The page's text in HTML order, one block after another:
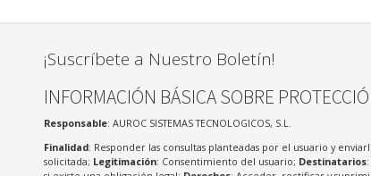
¡Suscríbete a Nuestro Boletín!
INFORMACIÓN BÁSICA SOBRE
Responsable: AUROC SISTEMAS TECNOLOGICOS, S.L.
Finalidad: Responder las consultas planteadas por el usuario y
solicitada; Legitimación: Consentimiento del usuario; Destinatarios: